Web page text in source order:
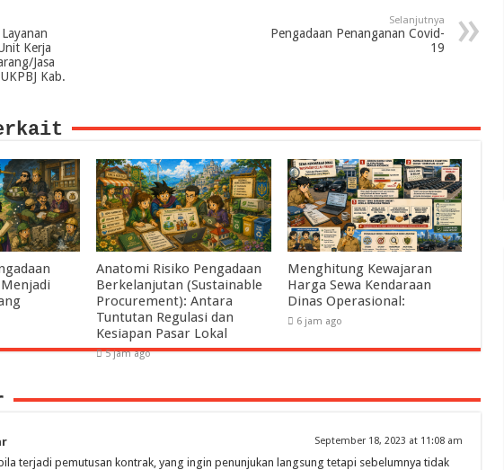
Kerja
Jasa
Kab.
Selanjutnya
Pengadaan Penanganan Covid-
19
Anatomi Risiko Pengadaan
Berkelanjutan (Sustainable
Procurement): Antara
Tuntutan Regulasi dan
Kesiapan Pasar Lokal
5 jam ago
Menghitung Kewajaran
Harga Sewa Kendaraan
Dinas Operasional:
6 jam ago
September 18, 2023 at 11:08 am
terjadi pemutusan kontrak, yang ingin penunjukan langsung tetapi sebelumnya tidak